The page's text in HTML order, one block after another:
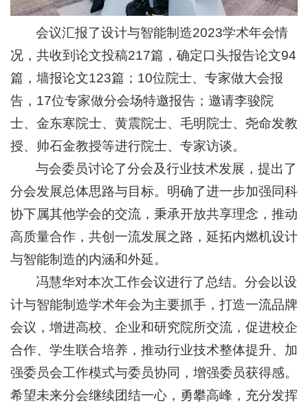
会议汇报了设计与智能制造2023学术年会情
况，共收到论文投稿217篇，确定口头报告论文94
篇，墙报论文123篇；10位院士、专家做大会报
告，17位专家做分会场特邀报告；邀请李骏院
士、金东寒院士、黄震院士、毛明院士、尧命发教
授、帅石金教授等进行院士、专家访谈。
与会委员讨论了分会及行业技术发展，提出了
分会发展总体思路与目标。明确了进一步加强同科
协下属其他学会的交流，秉承开放共享理念，推动
高质量合作，共创一流发展之路，延拓内燃机设计
与智能制造的内涵和外延。
冯慧华对本次工作会议进行了总结。分会以设
计与智能制造学术年会为主要抓手，打造一流品牌
会议，增进高校、企业和研究院所交流，促进校企
合作、学生联合培养，推动行业技术整体提升、加
强委员会工作模式与委员协同，增强委员获得感。
希望未来分会继续团结一心，勇攀高峰，充分发挥